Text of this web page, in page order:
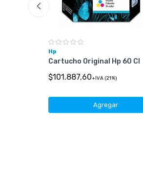
Hp
Cartucho Original Hp 60 Cl
$101.887,60+IVA (21%)
Agregar